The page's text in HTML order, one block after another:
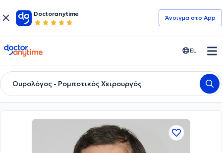
Doctoranytime
Άνοιγμα στο App
doctoranytime EL
Ουρολόγος - Ρομποτικός Χειρουργός